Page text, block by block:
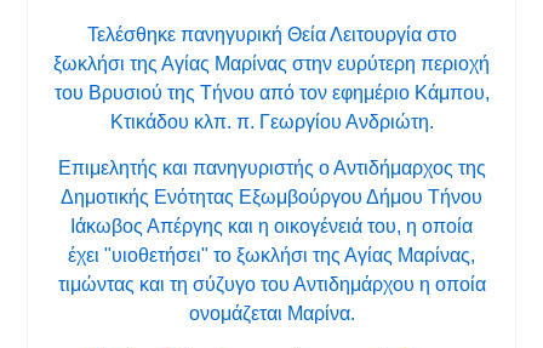
Τελέσθηκε πανηγυρική Θεία Λειτουργία στο
ξωκλήσι της Αγίας Μαρίνας στην ευρύτερη περιοχή
του Βρυσιού της Τήνου από τον εφημέριο Κάμπου,
Κτικάδου κλπ. π. Γεωργίου Ανδριώτη.
Επιμελητής και πανηγυριστής ο Αντιδήμαρχος της
Δημοτικής Ενότητας Εξωμβούργου Δήμου Τήνου
Ιάκωβος Απέργης και η οικογένειά του, η οποία
έχει "υιοθετήσει" το ξωκλήσι της Αγίας Μαρίνας,
τιμώντας και τη σύζυγο του Αντιδημάρχου η οποία
ονομάζεται Μαρίνα.